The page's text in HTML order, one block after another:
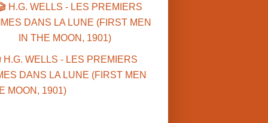
LUNE
EFFETS SPÉCIAUX
ADAPTATIONS
PÉRIODE 1900'S
H.G. WELLS (GB)
H.G. WELLS - LES PREMIERS
DANS LA LUNE (FIRST MEN
IN THE MOON, 1901)